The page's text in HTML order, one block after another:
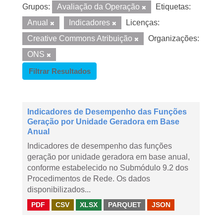
Grupos: Avaliação da Operação
Etiquetas:
Anual
Indicadores
Licenças:
Creative Commons Atribuição
Organizações:
ONS
Filtrar Resultados
Indicadores de Desempenho das Funções
Geração por Unidade Geradora em Base
Anual
Indicadores de desempenho das funções
geração por unidade geradora em base anual,
conforme estabelecido no Submódulo 9.2 dos
Procedimentos de Rede. Os dados
disponibilizados...
PDF CSV XLSX PARQUET JSON